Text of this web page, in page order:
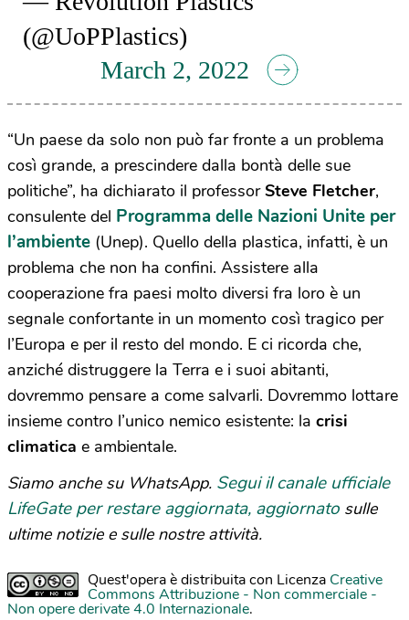
(@UoPPlastics)
March 2, 2022
“Un paese da solo non può far fronte a un problema
così grande, a prescindere dalla bontà delle sue
politiche”, ha dichiarato il professorSteve Fletcher,
consulente del Programma delle Nazioni Unite per
l’ambiente (Unep). Quello della plastica, infatti, è un
problema che non ha confini. Assistere alla
cooperazione fra paesi molto diversi fra loro è un
segnale confortante in un momento così tragico per
l’Europa e per il resto del mondo. E ci ricorda che,
anziché distruggere la Terra e i suoi abitanti,
dovremmo pensare a come salvarli. Dovremmo lottare
insieme contro l’unico nemico esistente: la crisi
climatica e ambientale.
Siamo anche su WhatsApp. Segui il canale ufficiale
LifeGate per restare aggiornata, aggiornato sulle
ultime notizie e sulle nostre attività.
Quest'opera è distribuita con Licenza Creative
Commons Attribuzione - Non commerciale -
Non opere derivate 4.0 Internazionale.